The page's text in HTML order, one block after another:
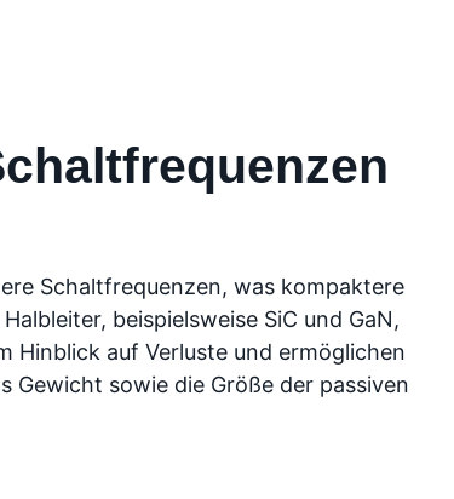
Schaltfrequenzen, was kompaktere
beispielsweise SiC und GaN,
Hinblick auf Verluste und ermöglichen
Gewicht sowie die Größe der passiven